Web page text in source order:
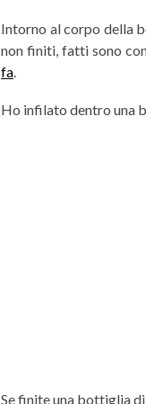
Intorno al corpo della
non finiti, fatti sono
fa.
Ho infilato dentro una
Se finite una bottiglia